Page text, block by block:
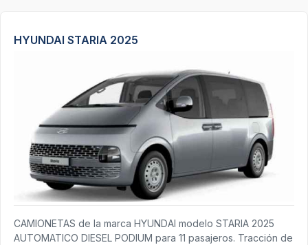
HYUNDAI STARIA 2025
CAMIONETAS de la marca HYUNDAI modelo STARIA 2025
AUTOMATICO DIESEL PODIUM para 11 pasajeros. Tracción de